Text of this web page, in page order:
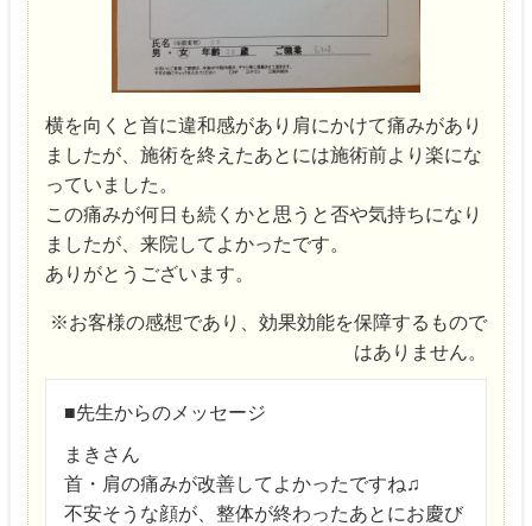
横を向くと首に違和感があり肩にかけて痛みがあり
ましたが、施術を終えたあとには施術前より楽にな
っていました。
この痛みが何日も続くかと思うと否や気持ちになり
ましたが、来院してよかったです。
ありがとうございます。
※お客様の感想であり、効果効能を保障するもので
はありません。
■先生からのメッセージ
まきさん
首・肩の痛みが改善してよかったですね♫
不安そうな顔が、整体が終わったあとにお慶び